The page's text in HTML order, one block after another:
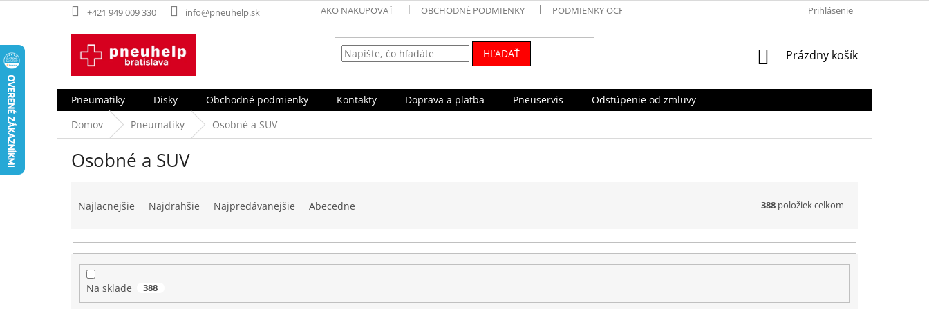
na
+421 949 009 330 info@pneuhelp.sk AKO NAKUPOVAŤ OBCHODNÉ PODMIENKY PODMIENKY OCHRANY OSOBNÝCH ÚDAJOV Prihlásenie
HĽADAŤ
NÁKUPNÝ
Prázdny košík
Pneumatiky Disky Obchodné podmienky Kontakty Doprava a platba Pneuservis
Odstúpenie od zmluvy
Domov
Pneumatiky Osobné a SUV
Osobné a SUV
n
Najlacnejšie Najdrahšie Najpredávanejšie Abecedne 388 položiek celkom
Na sklade 388